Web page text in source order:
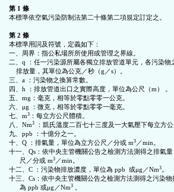
功
能
按
鈕
區
第 1 條
本標準依空氣污染防制法第二十條第二項規定訂定之。
第 2 條
本標準用詞及符號，定義如下：
一、周界：指公私場所所使用或管理之界線。
二、q ：任一污染源所屬各獨立排放管道單元，各污染物
三、a ：污染物之換算常數。
四、h ：排放管道出口之實際高度，單位為公尺（m） 。
五、mg：毫克，相等於零點零零一公克。
六、μg ：微克，相等於零點零零一毫克。
七、m3 ：每立方公尺體積。
八、Nm3
：凱氏溫度二百七十三度及一大氣壓下每立方公
九、ppb ：十億分之一。
十、Q ：排氣量，單位為立方公尺／分或 m3 ／min。
十一、Qs：依中央主管機關公告之檢測方法測得之排氣
      尺／分或 m
3 ／min。
十二、C ：污染物排放濃度，單位為 ppb  或μg／Nm3 。
十三、Cs：依中央主管機關公告之檢測方法測得之污染
      為 ppb 或μg／Nm
3 。